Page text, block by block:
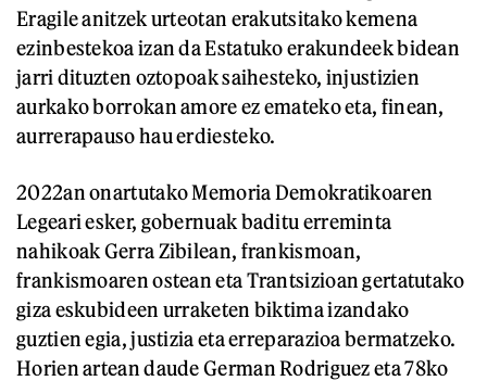
Eragile anitzek urteotan erakutsitako kemena
ezinbestekoa izan da Estatuko erakundeek bidean
jarri dituzten oztopoak saihesteko, injustizien
aurkako borrokan amore ez emateko eta, finean,
aurrerapauso hau erdiesteko.
2022an onartutako Memoria Demokratikoaren
Legeari esker, gobernuak baditu erreminta
nahikoak Gerra Zibilean, frankismoan,
frankismoaren ostean eta Trantsizioan gertatutako
giza eskubideen urraketen biktima izandako
guztien egia, justizia eta erreparazioa bermatzeko.
Horien artean daude German Rodriguez eta 78ko